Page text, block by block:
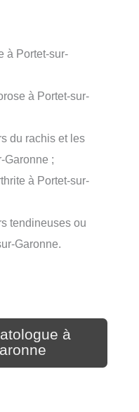
à Portet-sur-
à Portet-sur-
du rachis et les
Garonne ;
à Portet-sur-
tendineuses ou
Garonne.
à